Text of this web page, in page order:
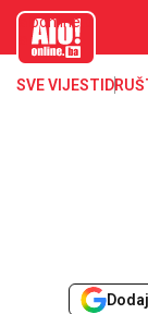
aloonline.b
SVE VIJESTI